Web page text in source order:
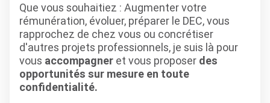
Que vous souhaitiez : Augmenter votre
rémunération, évoluer, préparer le DEC, vous
rapprochez de chez vous ou concrétiser
d'autres projets professionnels, je suis là pour
vous accompagner et vous proposer des
opportunités sur mesure en toute
confidentialité.